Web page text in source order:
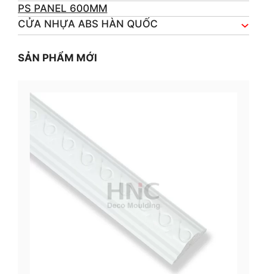
PS PANEL 600MM
CỬA NHỰA ABS HÀN QUỐC
SẢN PHẨM MỚI